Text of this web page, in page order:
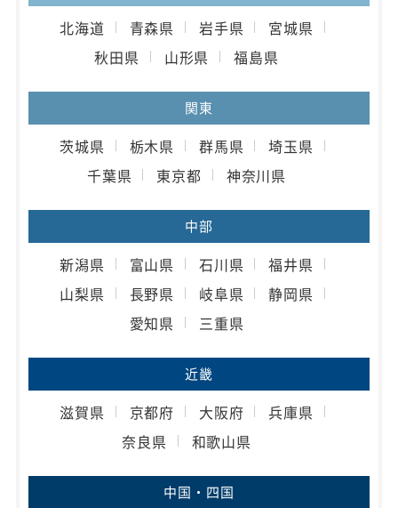
北海道 青森県 岩手県
宮城県
秋田県
山形県 福島県
関東
茨城県 栃木県 群馬県
埼玉県
千葉県
東京都 神奈川県
中部
新潟県 富山県 石川県
福井県
山梨県
長野県 岐阜県
静岡県
愛知県
三重県
近畿
滋賀県 京都府 大阪府
兵庫県
奈良県
和歌山県
中国・四国